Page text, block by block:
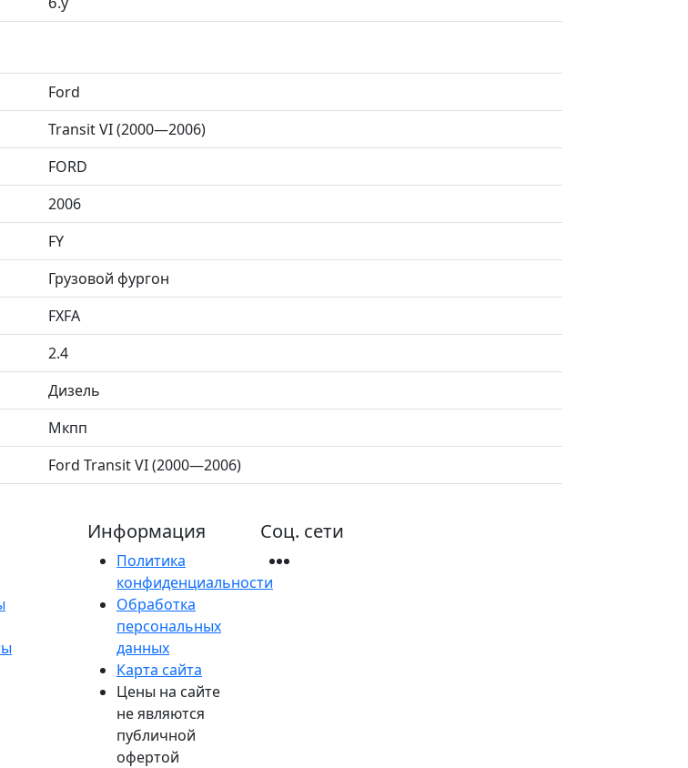
Ford
Transit VI (2000—2006)
FORD
2006
FY
Грузовой фургон
FXFA
2.4
Дизель
Мкпп
Ford Transit VI (2000—2006)
Информация
Политика
конфиденциальности
Обработка
персональных
данных
Карта сайта
Цены на сайте
не являются
публичной
офертой
Соц. сети